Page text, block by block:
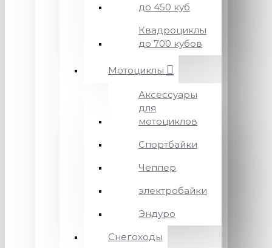
до 450 куб
Квадроциклы
до 700 кубов
Мотоциклы
Аксессуары
для
мотоциклов
Спортбайки
Чеппер
электробайки
Эндуро
Снегоходы